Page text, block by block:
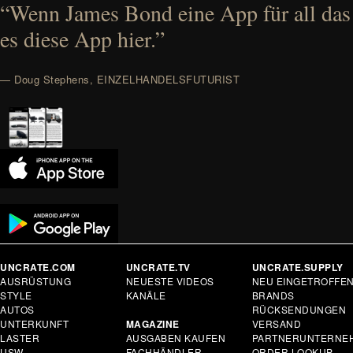
“Wenn James Bond eine App für all
es diese App hier.”
— Doug Stephens, EINZELHANDELSFUTURIST
UNCRATE.COM
AUSRÜSTUNG
STYLE
AUTOS
UNTERKUNFT
LASTER
UNCRATE.TV
NEUESTE VIDEOS
KANÄLE
MAGAZINE
AUSGABEN KAUFEN
UNCRATE.SUPPLY
NEU EINGETROFFEN
BRANDS
RÜCKSENDUNGEN
VERSAND